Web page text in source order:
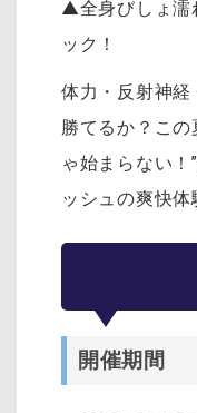
▲全身びしょ濡
ック！
体力・反射神経
勝てるか？ この
ゃ始まらない！
ッシュの爽快体
開催期間